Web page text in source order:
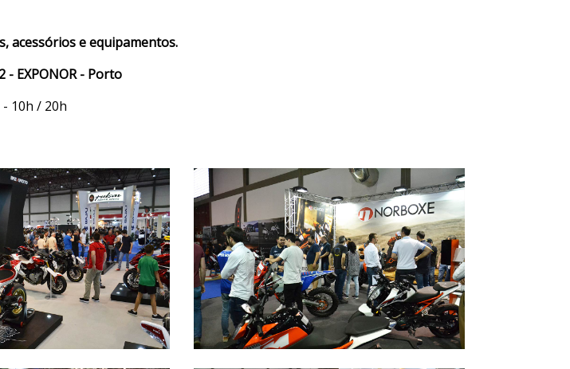
acessórios e equipamentos.
- EXPONOR - Porto
10h / 20h